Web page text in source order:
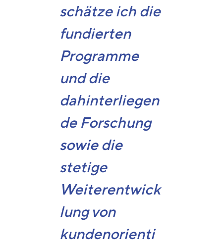
schätze ich die
fundierten
Programme
und die
dahinterliegen
de Forschung
sowie die
stetige
Weiterentwick
lung von
kundenorienti